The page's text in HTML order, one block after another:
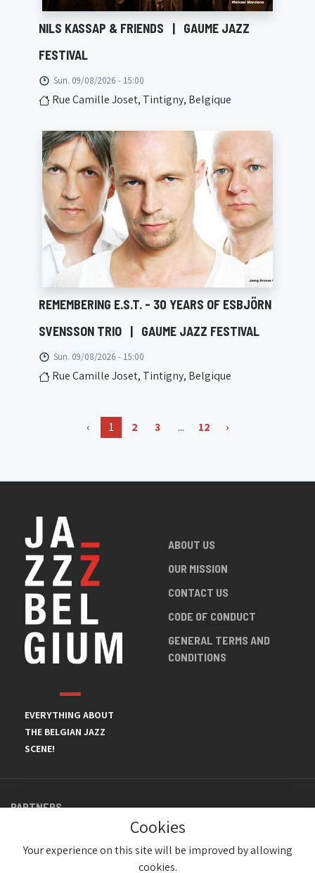
NILS KASSAP & FRIENDS | GAUME JAZZ
FESTIVAL
Sun. 09/08/2026 - 15:00
Rue Camille Joset, Tintigny, Belgique
REMEMBERING E.S.T. - 30 YEARS OF ESBJÖRN
SVENSSON TRIO | GAUME JAZZ FESTIVAL
Sun. 09/08/2026 - 15:00
Rue Camille Joset, Tintigny, Belgique
‹ 1 2 3 ... 12 ›
EVERYTHING ABOUT
THE BELGIAN JAZZ
SCENE!
ABOUT US
OUR MISSION
CONTACT US
CODE OF CONDUCT
GENERAL TERMS AND
CONDITIONS
PARTNERS
Cookies
Your experience on this site will be improved by allowing
cookies.